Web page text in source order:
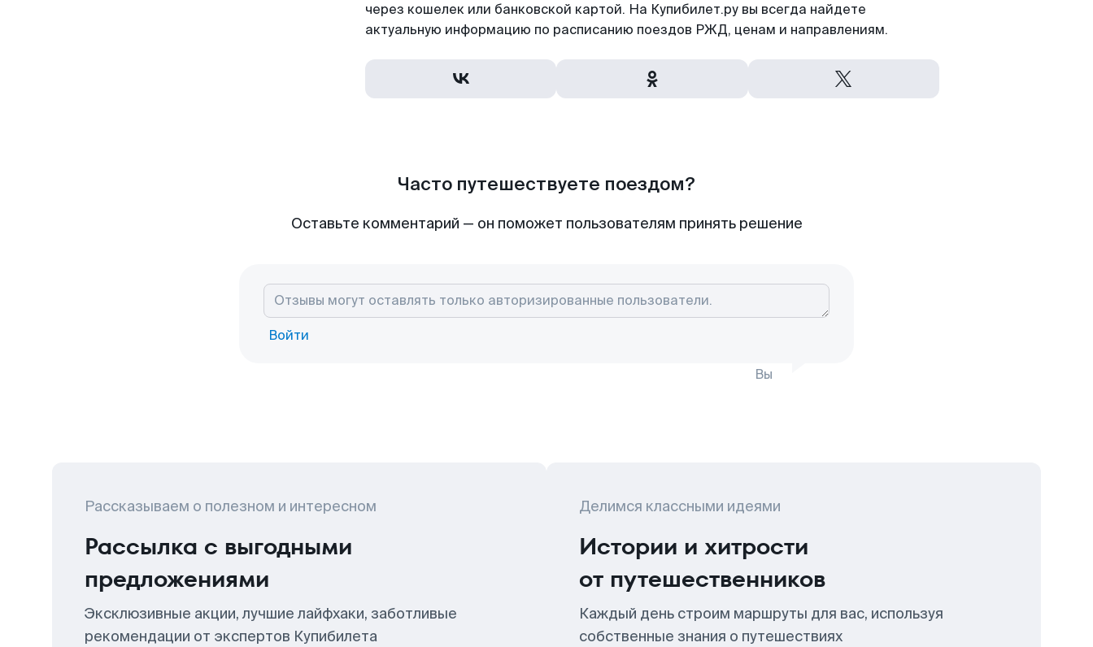
через кошелек или банковской картой. На Купибилет.ру вы всегда найдете
актуальную информацию по расписанию поездов РЖД, ценам и направлениям.
Часто путешествуете поездом?
Оставьте комментарий — он поможет пользователям принять решение
Войти
Вы
Рассказываем о полезном и интересном
Рассылка с выгодными
предложениями
Эксклюзивные акции, лучшие лайфхаки, заботливые
рекомендации от экспертов Купибилета
Делимся классными идеями
Истории и хитрости
от путешественников
Каждый день строим маршруты для вас, используя
собственные знания о путешествиях